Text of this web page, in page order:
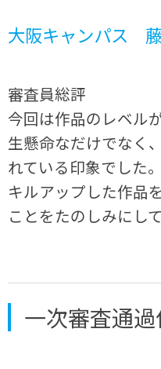
大阪キャンパス
審査員総評
今回は作品のレベル
生懸命なだけでなく
れている印象でした
キルアップした作品
ことをたのしみにし
一次審査通